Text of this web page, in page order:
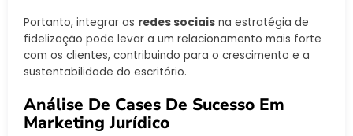
Portanto, integrar as redes sociais na estratégia de
fidelização pode levar a um relacionamento mais forte
com os clientes, contribuindo para o crescimento e a
sustentabilidade do escritório.
Análise De Cases De Sucesso Em
Marketing Jurídico